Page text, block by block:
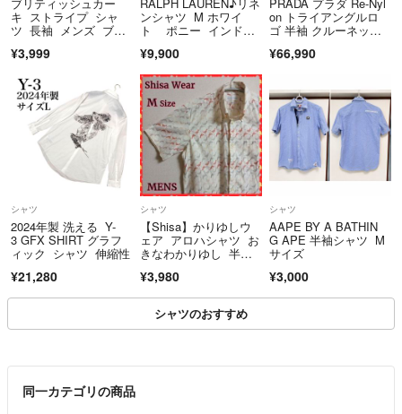
キ ストライプ シャ
ツ 長袖 メンズ ブル
¥3,999
ンシャツ M ホワイ
ト ポニー インド
¥9,900
on トライアングルロ
ゴ 半袖 クルーネッ
21 11CK
¥66,990
シャツ
2024年製 洗える Y-
3 GFX SHIRT グラフ
ィック シャツ 伸縮性
¥21,280
シャツ
【Shisa】かりゆしウ
ェア アロハシャツ お
きなわかりゆし 半
¥3,980
シャツ
AAPE BY A BATHIN
G APE 半袖シャツ M
サイズ
¥3,000
シャツのおすすめ
同一カテゴリの商品